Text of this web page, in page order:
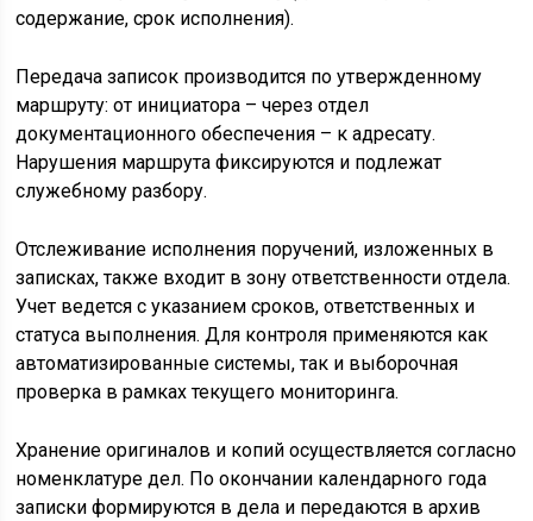
содержание, срок исполнения).
Передача записок производится по утвержденному
маршруту: от инициатора – через отдел
документационного обеспечения – к адресату.
Нарушения маршрута фиксируются и подлежат
служебному разбору.
Отслеживание исполнения поручений, изложенных в
записках, также входит в зону ответственности отдела.
Учет ведется с указанием сроков, ответственных и
статуса выполнения. Для контроля применяются как
автоматизированные системы, так и выборочная
проверка в рамках текущего мониторинга.
Хранение оригиналов и копий осуществляется согласно
номенклатуре дел. По окончании календарного года
записки формируются в дела и передаются в архив